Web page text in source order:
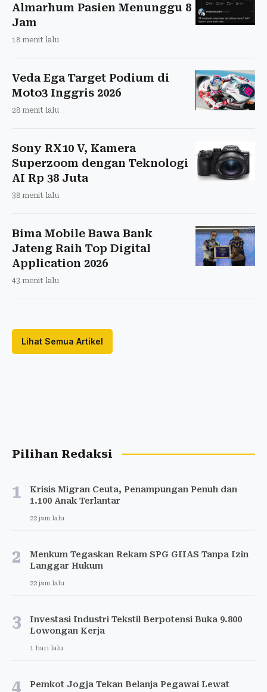
Almarhum Pasien Menunggu 8
Jam
18 menit lalu
Veda Ega Target Podium di
Moto3 Inggris 2026
28 menit lalu
Sony RX10 V, Kamera
Superzoom dengan Teknologi
AI Rp 38 Juta
38 menit lalu
Bima Mobile Bawa Bank
Jateng Raih Top Digital
Application 2026
43 menit lalu
Lihat Semua Artikel
Pilihan Redaksi
1
Krisis Migran Ceuta, Penampungan Penuh dan
1.100 Anak Terlantar
22 jam lalu
2
Menkum Tegaskan Rekam SPG GIIAS Tanpa Izin
Langgar Hukum
22 jam lalu
3
Investasi Industri Tekstil Berpotensi Buka 9.800
Lowongan Kerja
1 hari lalu
4
Pemkot Jogja Tekan Belanja Pegawai Lewat